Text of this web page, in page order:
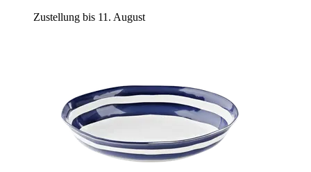
Zustellung bis 11. August